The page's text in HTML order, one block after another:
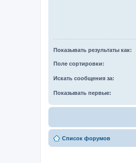
Показывать результаты как:
Поле сортировки:
Искать сообщения за:
Показывать первые:
Список форумов